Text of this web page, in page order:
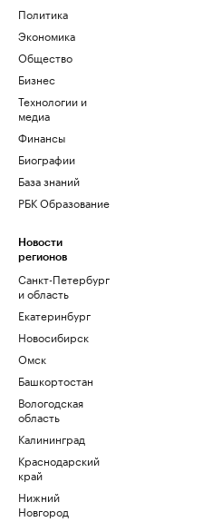
Политика
Экономика
Общество
Бизнес
Технологии и
медиа
Финансы
Биографии
База знаний
РБК Образование
Новости
регионов
Санкт-Петербург
и область
Екатеринбург
Новосибирск
Омск
Башкортостан
Вологодская
область
Калининград
Краснодарский
край
Нижний
Новгород